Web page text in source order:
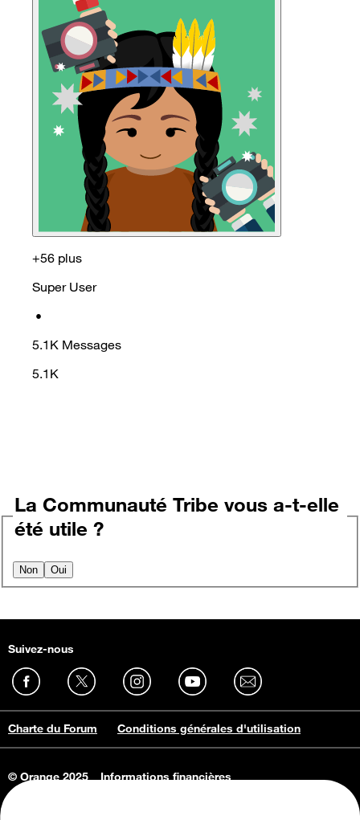
+56 plus
Super User
•
5.1K Messages
5.1K
La Communauté Tribe vous a-t-elle
été utile ?
Non Oui
Suivez-nous
Charte du Forum Conditions générales d'utilisation
© Orange 2025
Informations financières